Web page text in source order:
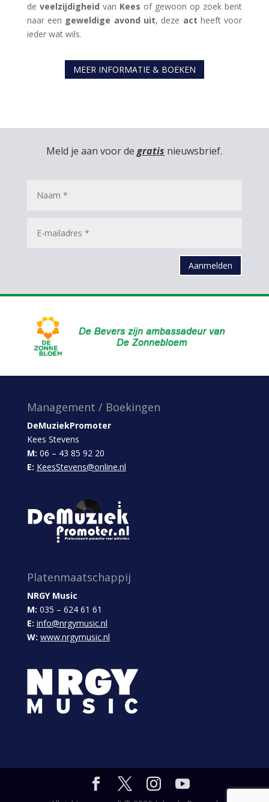
de veelzijdigheid van Kees of gewoon op zoek bent
naar een geweldige avond uit, deze act heeft voor
ieder wat wils.
MEER INFORMATIE & BOEKEN
Meld je aan voor degratis nieuwsbrief.
Aanmelden
Management / Boekingen
DeMuziekPromoter
Kees Stevens
M: 06 – 43 85 92 20
E: KeesStevens@online.nl
Platenmaatschappij
NRGY Music
M: 035 – 624 61 61
E: info@nrgymusic.nl
W: www.nrgymusic.nl